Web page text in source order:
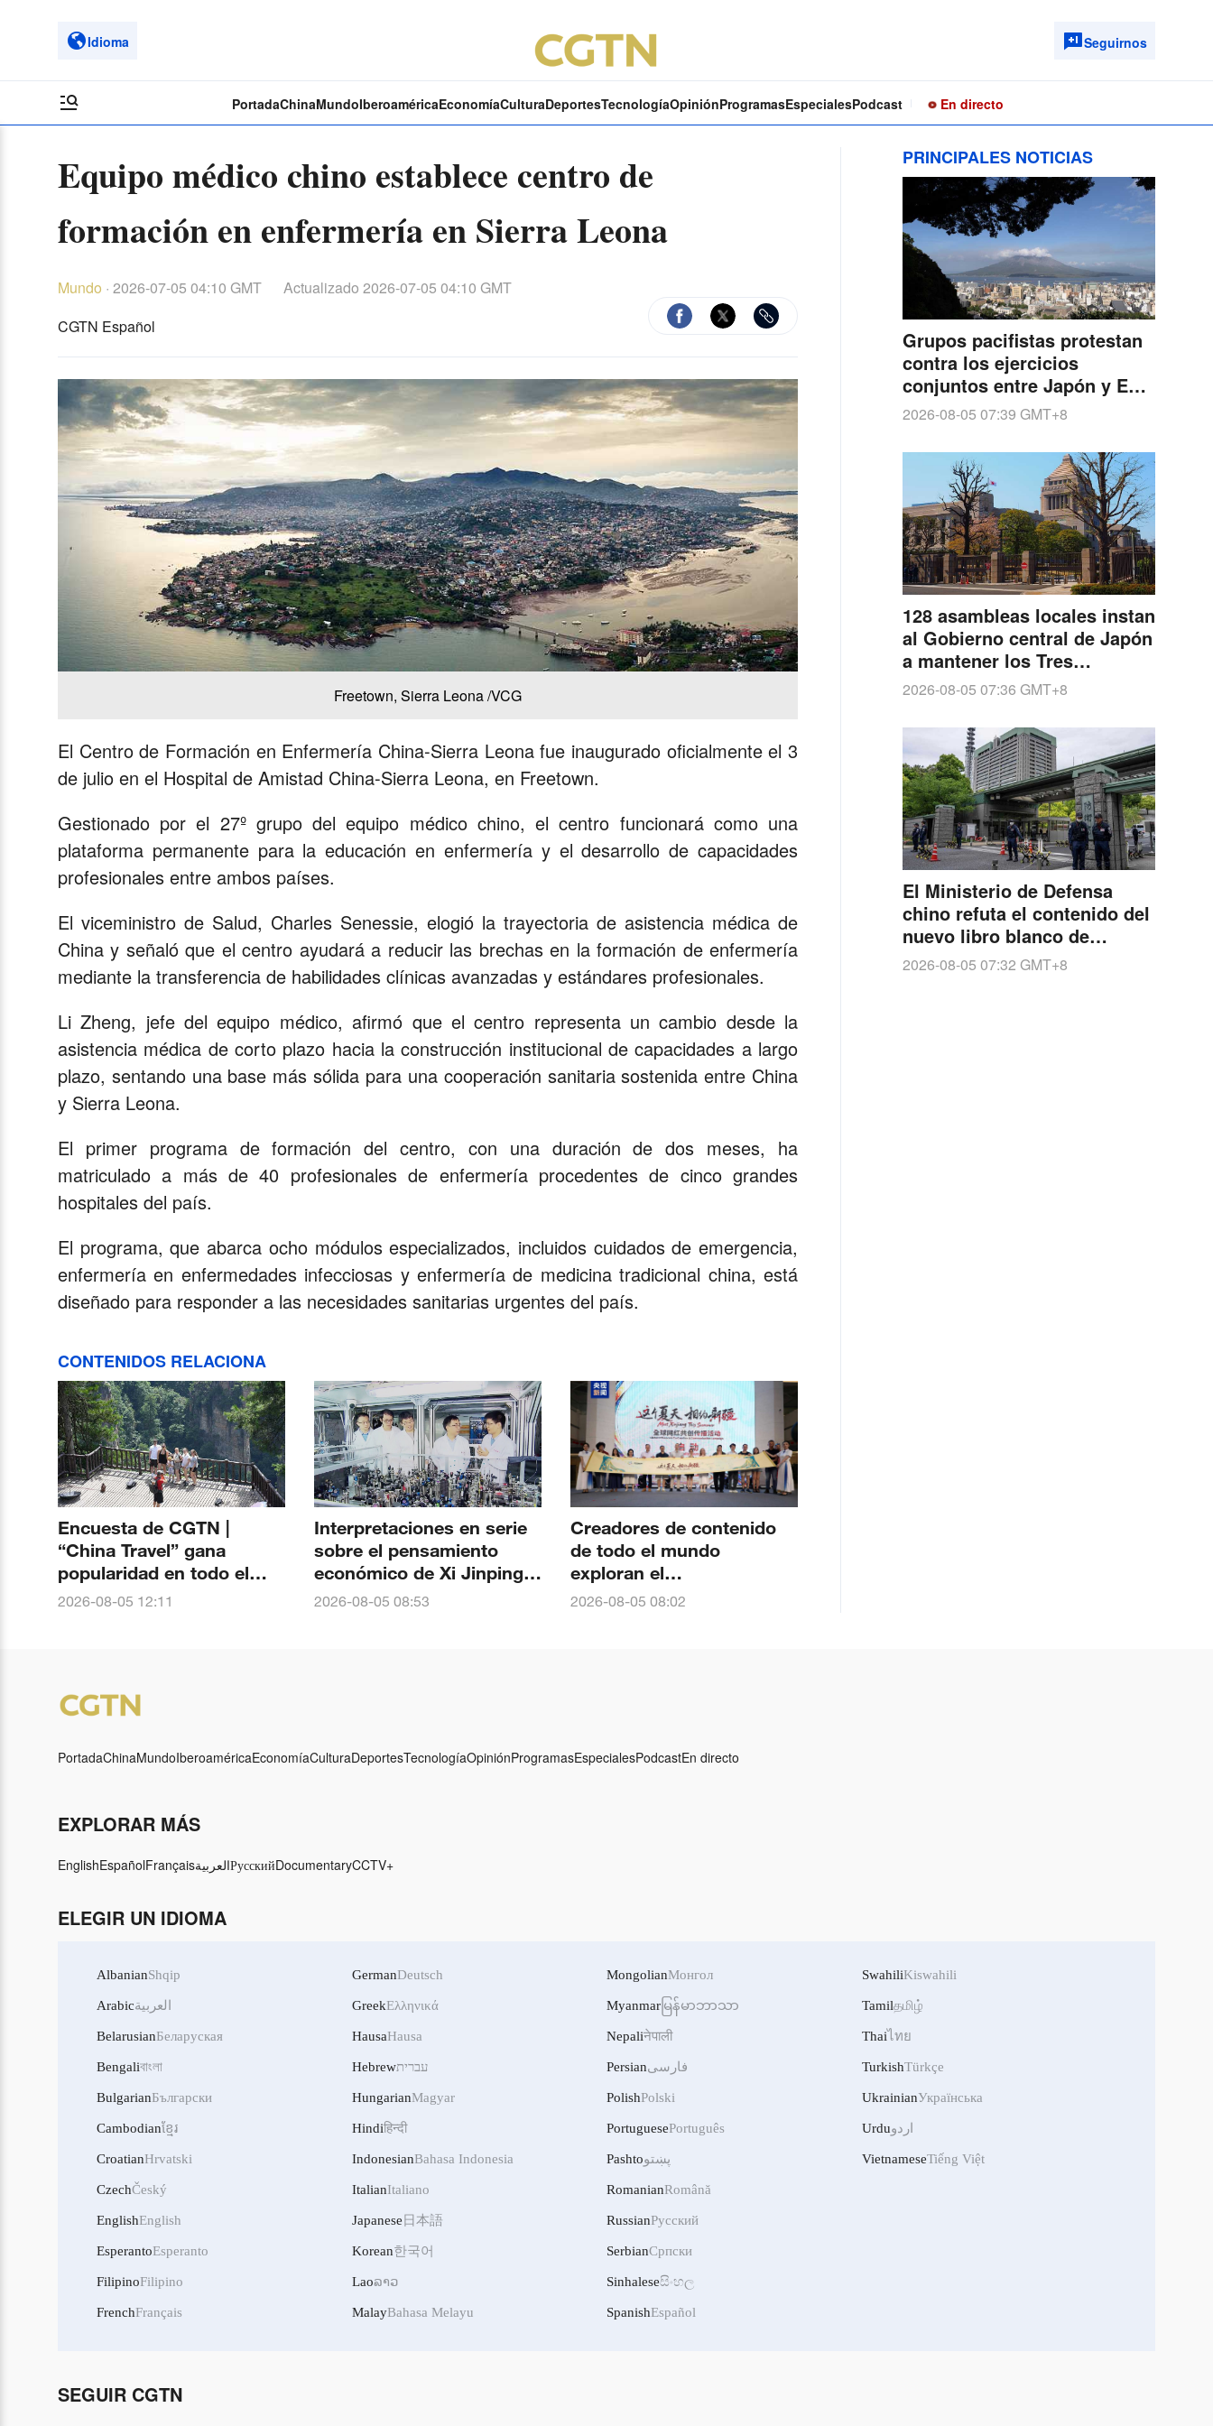
Idioma Seguirnos
PortadaChinaMundoIberoaméricaEconomíaCulturaDeportesTecnologíaOpiniónProgramasEspecialesPodcast En directo
Equipo médico chino establece centro de
formación en enfermería en Sierra Leona
Mundo · 2026-07-05 04:10 GMT Actualizado 2026-07-05 04:10 GMT
CGTN Español
Freetown, Sierra Leona /VCG
El Centro de Formación en Enfermería China-Sierra Leona fue inaugurado oficialmente el 3
de julio en el Hospital de Amistad China-Sierra Leona, en Freetown.
Gestionado por el 27º grupo del equipo médico chino, el centro funcionará como una
plataforma permanente para la educación en enfermería y el desarrollo de capacidades
profesionales entre ambos países.
El viceministro de Salud, Charles Senessie, elogió la trayectoria de asistencia médica de
China y señaló que el centro ayudará a reducir las brechas en la formación de enfermería
mediante la transferencia de habilidades clínicas avanzadas y estándares profesionales.
Li Zheng, jefe del equipo médico, afirmó que el centro representa un cambio desde la
asistencia médica de corto plazo hacia la construcción institucional de capacidades a largo
plazo, sentando una base más sólida para una cooperación sanitaria sostenida entre China
y Sierra Leona.
El primer programa de formación del centro, con una duración de dos meses, ha
matriculado a más de 40 profesionales de enfermería procedentes de cinco grandes
hospitales del país.
El programa, que abarca ocho módulos especializados, incluidos cuidados de emergencia,
enfermería en enfermedades infecciosas y enfermería de medicina tradicional china, está
diseñado para responder a las necesidades sanitarias urgentes del país.
CONTENIDOS RELACIONA
Encuesta de CGTN |
“China Travel” gana
popularidad en todo el
mundo. Más del 90 % de
2026-08-05 12:11
Interpretaciones en serie
sobre el pensamiento
económico de Xi Jinping:
El nacimiento de
2026-08-05 08:53
Creadores de contenido
de todo el mundo
exploran el
patrimonio milenario y la
2026-08-05 08:02
PRINCIPALES NOTICIAS
Grupos pacifistas protestan
contra los ejercicios
conjuntos entre Japón y EE.
UU. en Kagoshima
2026-08-05 07:39 GMT+8
128 asambleas locales instan
al Gobierno central de Japón
a mantener los Tres
Principios No Nucleares
2026-08-05 07:36 GMT+8
El Ministerio de Defensa
chino refuta el contenido del
nuevo libro blanco de
defensa japonés
2026-08-05 07:32 GMT+8
PortadaChinaMundoIberoaméricaEconomíaCulturaDeportesTecnologíaOpiniónProgramasEspecialesPodcastEn directo
EXPLORAR MÁS
EnglishEspañolFrançaisالعربيةРусскийDocumentaryCCTV+
ELEGIR UN IDIOMA
AlbanianShqip
Arabicالعربية
BelarusianБеларуская
Bengaliবাংলা
BulgarianБългарски
Cambodianខ្មែរ
CroatianHrvatski
CzechČeský
EnglishEnglish
EsperantoEsperanto
FilipinoFilipino
FrenchFrançais
GermanDeutsch
GreekΕλληνικά
HausaHausa
Hebrewעברית
HungarianMagyar
Hindiहिन्दी
IndonesianBahasa Indonesia
ItalianItaliano
Japanese 日本語
Korean한국어
Laoລາວ
MalayBahasa Melayu
MongolianМонгол
Myanmar မြန်မာဘာသာ
Nepaliनेपाली
Persianفارسی
PolishPolski
PortuguesePortuguês
Pashtoپښتو
RomanianRomână
RussianРусский
SerbianСрпски
Sinhaleseසිංහල
SpanishEspañol
SwahiliKiswahili
Tamilதமிழ்
Thaiไทย
TurkishTürkçe
UkrainianУкраїнська
Urduاردو
VietnameseTiếng Việt
SEGUIR CGTN